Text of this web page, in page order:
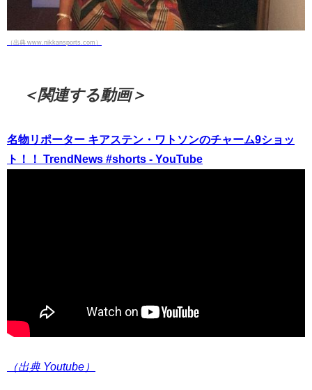
（出典 www.nikkansports.com）
＜関連する動画＞
名物リポーター キアステン・ワトソンのチャーム9ショッ
ト！！ TrendNews #shorts - YouTube
（出典 Youtube）